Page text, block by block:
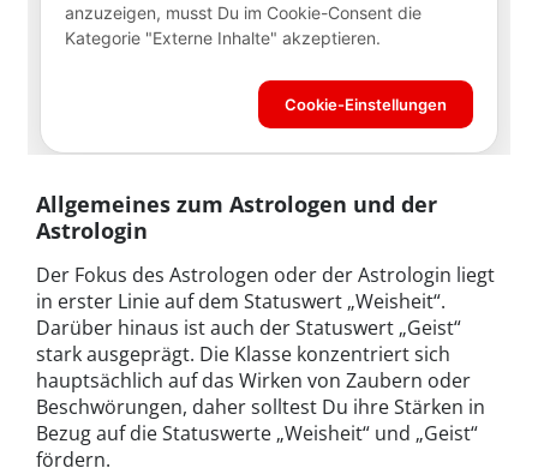
Allgemeines zum Astrologen und der
Astrologin
Der Fokus des Astrologen oder der Astrologin liegt
in erster Linie auf dem Statuswert „Weisheit“.
Darüber hinaus ist auch der Statuswert „Geist“
stark ausgeprägt. Die Klasse konzentriert sich
hauptsächlich auf das Wirken von Zaubern oder
Beschwörungen, daher solltest Du ihre Stärken in
Bezug auf die Statuswerte „Weisheit“ und „Geist“
fördern.